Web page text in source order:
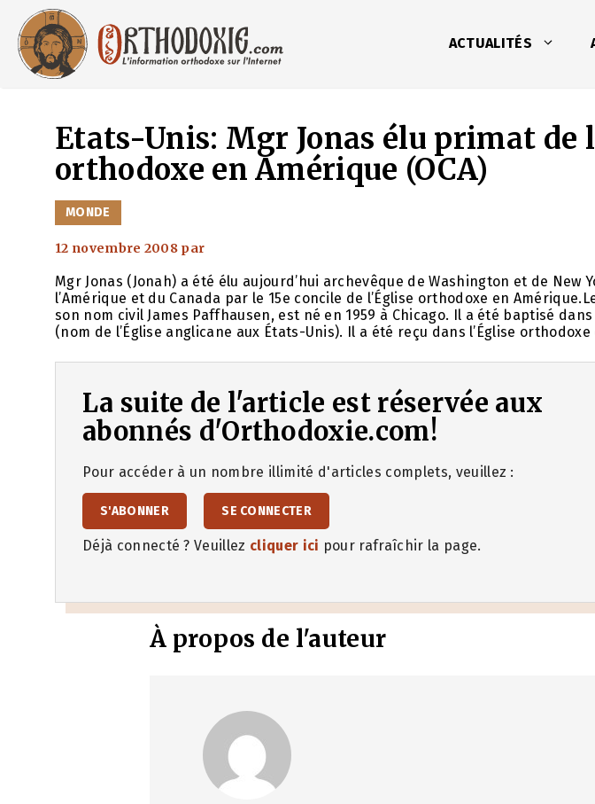
contenu
ACTUALITÉS
Etats-Unis: Mgr Jonas élu primat de
orthodoxe en Amérique (OCA)
CATÉGORIES
MONDE
12 novembre 2008 par
Mgr Jonas (Jonah) a été élu aujourd’hui archevêque de Washington et de New
l’Amérique et du Canada par le 15e concile de l’Église orthodoxe en
son nom civil James Paffhausen, est né en 1959 à Chicago. Il a été baptisé
(nom de l’Église anglicane aux États-Unis). Il a été reçu dans l’Église
La suite de l'article est réservée aux
abonnés d'Orthodoxie.com!
Pour accéder à un nombre illimité d'articles complets, veuillez :
S'ABONNER SE CONNECTER
Déjà connecté ? Veuillez cliquer ici pour rafraîchir la page.
À propos de l'auteur